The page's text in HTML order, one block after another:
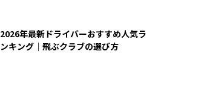
2026年最新ドライバーおすすめ人気ラ
ンキング｜飛ぶクラブの選び方